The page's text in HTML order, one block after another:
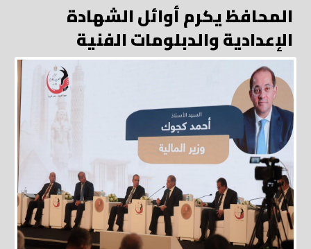
المحافظ يكرم أوائل الشهادة
الإعدادية والدبلومات الفنية